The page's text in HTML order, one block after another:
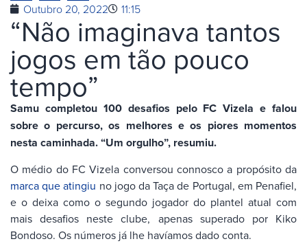
Outubro 20, 2022 11:15
“Não imaginava tantos
jogos em tão pouco
tempo”
Samu completou 100 desafios pelo FC Vizela e falou
sobre o percurso, os melhores e os piores momentos
nesta caminhada. “Um orgulho”, resumiu.
O médio do FC Vizela conversou connosco a propósito da
marca que atingiu no jogo da Taça de Portugal, em Penafiel,
e o deixa como o segundo jogador do plantel atual com
mais desafios neste clube, apenas superado por Kiko
Bondoso. Os números já lhe havíamos dado conta.